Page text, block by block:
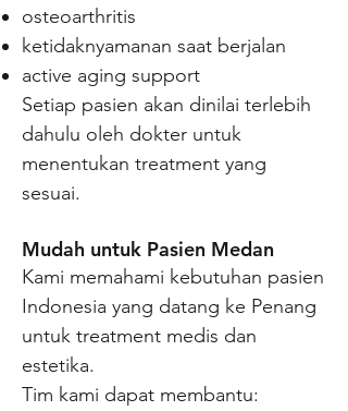
osteoarthritis
ketidaknyamanan saat berjalan
active aging support
Setiap pasien akan dinilai terlebih
dahulu oleh dokter untuk
menentukan treatment yang
sesuai.
Mudah untuk Pasien Medan
Kami memahami kebutuhan pasien
Indonesia yang datang ke Penang
untuk treatment medis dan
estetika.
Tim kami dapat membantu: